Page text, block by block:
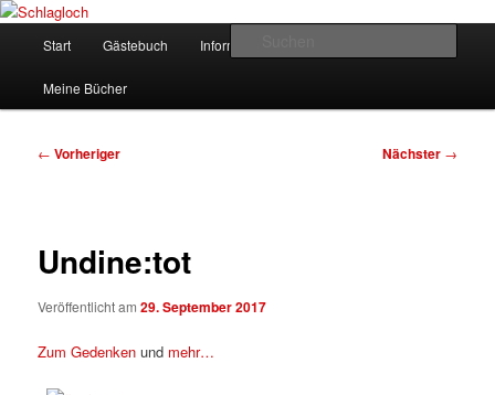
Zum
springenSchlagloch
supersberger taggedanken
Start Gästebuch Informationen
Meine Bücher
Beitragsnavigation
← Vorheriger Nächster →
Undine:tot
Veröffentlicht am29. September 2017
Zum Gedenken und mehr…